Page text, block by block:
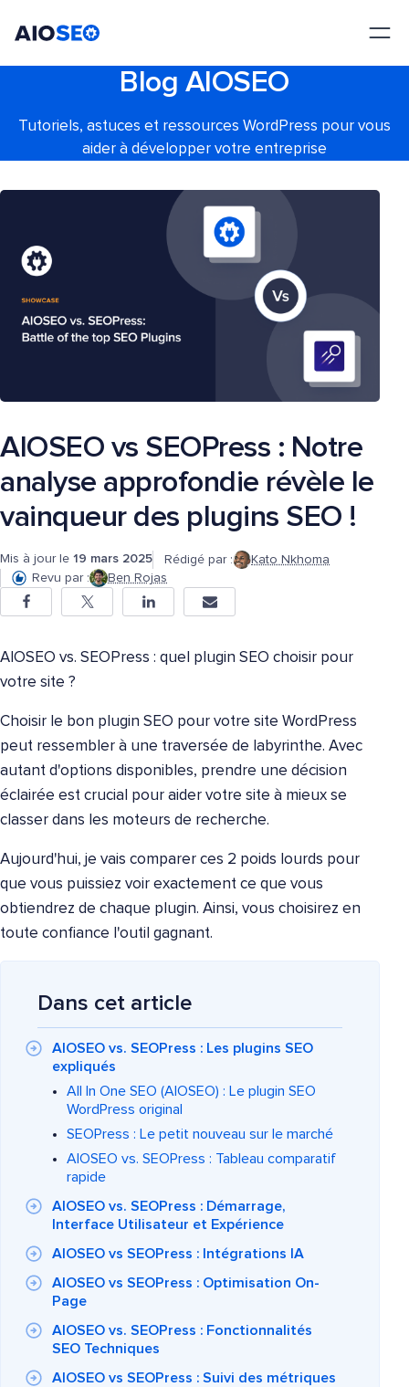
Blog AIOSEO
Tutoriels, astuces et ressources WordPress pour vous
aider à développer votre entreprise
AIOSEO vs SEOPress : Notre
analyse approfondie révèle le
vainqueur des plugins SEO !
Mis à jour le 19 mars 2025 Rédigé par :
Kato Nkhoma
Revu par :
Ben Rojas
AIOSEO vs. SEOPress : quel plugin SEO choisir pour
votre site ?
Choisir le bon plugin SEO pour votre site WordPress
peut ressembler à une traversée de labyrinthe. Avec
autant d'options disponibles, prendre une décision
éclairée est crucial pour aider votre site à mieux se
classer dans les moteurs de recherche.
Aujourd'hui, je vais comparer ces 2 poids lourds pour
que vous puissiez voir exactement ce que vous
obtiendrez de chaque plugin. Ainsi, vous choisirez en
toute confiance l'outil gagnant.
Dans cet article
AIOSEO vs. SEOPress : Les plugins SEO
expliqués
All In One SEO (AIOSEO) : Le plugin SEO
WordPress original
SEOPress : Le petit nouveau sur le marché
AIOSEO vs. SEOPress : Tableau comparatif
rapide
AIOSEO vs. SEOPress : Démarrage,
Interface Utilisateur et Expérience
AIOSEO vs SEOPress : Intégrations IA
AIOSEO vs SEOPress : Optimisation On-
Page
AIOSEO vs. SEOPress : Fonctionnalités
SEO Techniques
AIOSEO vs SEOPress : Suivi des métriques